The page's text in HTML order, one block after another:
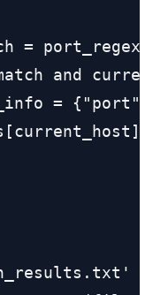
=
and
= {"port":